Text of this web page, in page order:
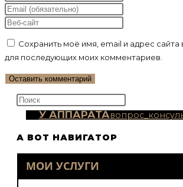
свое
имя
имя
пользователя,
чтобы
Введите
свой
адрес,
чтобы
прокомментировать
Введите
вашего
веб-
сайта
Сохранить моё имя, email и адрес сайта
для последующих моих комментариев.
клавишу
закрыть
поиска.
У АППАРАТА
А ВОТ НАВИГАТОР
МОИ УСЛУГИ